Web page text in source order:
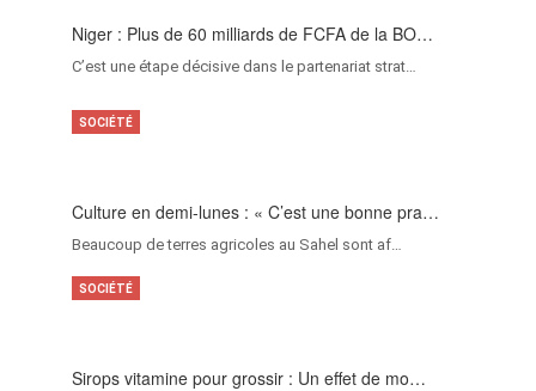
Niger : Plus de 60 milliards de FCFA de la BO…
C’est une étape décisive dans le partenariat strat…
Culture en demi-lunes : « C’est une bonne pra…
Beaucoup de terres agricoles au Sahel sont af…
SOCIÉTÉ
Sirops vitamine pour grossir : Un effet de mo…
SOCIÉTÉ